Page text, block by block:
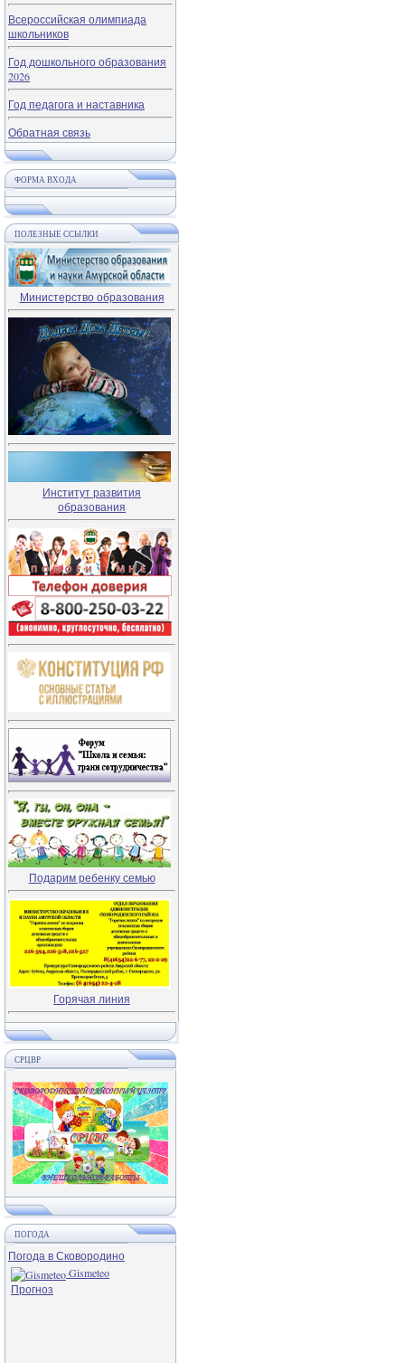
Всероссийская олимпиада
школьников
Год дошкольного образования
2026
Год педагога и наставника
Обратная связь
ФОРМА ВХОДА
ПОЛЕЗНЫЕ ССЫЛКИ
Министерство образования
Институт развития
образования
Подарим ребенку семью
Горячая линия
СРЦВР
ПОГОДА
Погода в Сковородино
Gismeteo
Прогноз